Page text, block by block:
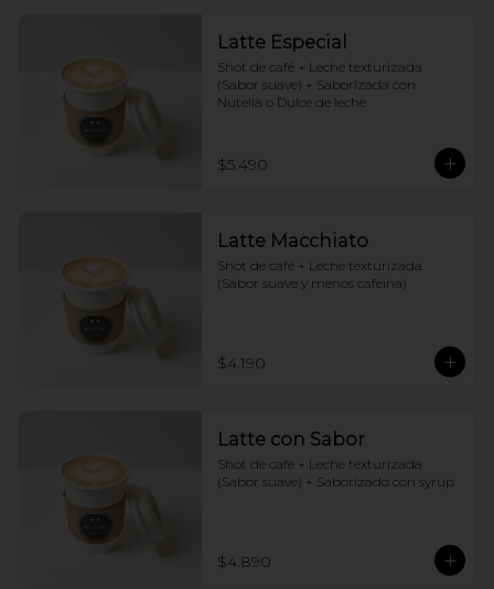
Latte Especial
Shot de café + Leche texturizada
(Sabor suave) + Saborizada con
Nutella o Dulce de leche
$5.490
Latte Macchiato
Shot de café + Leche texturizada
(Sabor suave y menos cafeina)
$4.190
Latte con Sabor
Shot de café + Leche texturizada
(Sabor suave) + Saborizado con syrup
$4.890